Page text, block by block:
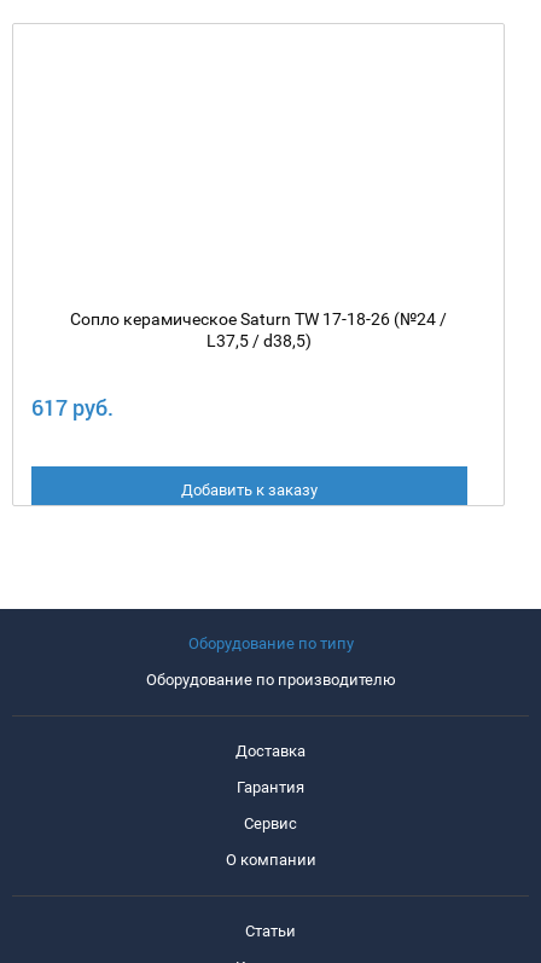
Сопло керамическое Saturn TW 17-18-26 (№24 /
L37,5 / d38,5)
617 руб.
Добавить к заказу
Оборудование по типу
Оборудование по производителю
Доставка
Гарантия
Сервис
О компании
Статьи